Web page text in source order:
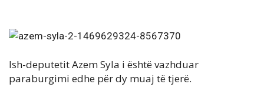
Ish-deputetit Azem Syla i është vazhduar
paraburgimi edhe për dy muaj të tjerë.